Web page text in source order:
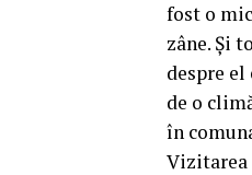
fost o
zâne. Și
despre
de o
în
Vizitarea